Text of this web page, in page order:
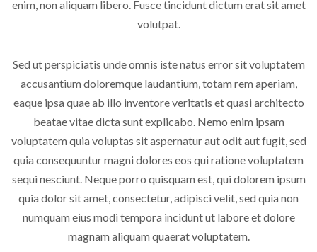
enim, non aliquam libero. Fusce tincidunt dictum erat sit amet
volutpat.
Sed ut perspiciatis unde omnis iste natus error sit voluptatem
accusantium doloremque laudantium, totam rem aperiam,
eaque ipsa quae ab illo inventore veritatis et quasi architecto
beatae vitae dicta sunt explicabo. Nemo enim ipsam
voluptatem quia voluptas sit aspernatur aut odit aut fugit, sed
quia consequuntur magni dolores eos qui ratione voluptatem
sequi nesciunt. Neque porro quisquam est, qui dolorem ipsum
quia dolor sit amet, consectetur, adipisci velit, sed quia non
numquam eius modi tempora incidunt ut labore et dolore
magnam aliquam quaerat voluptatem.